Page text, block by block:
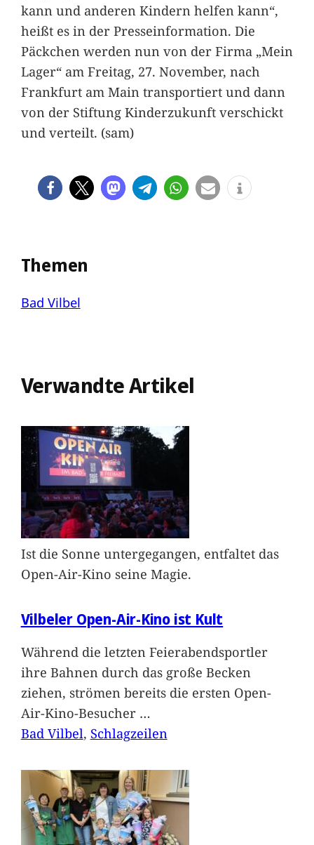
kann und anderen Kindern helfen kann“,
heißt es in der Presseinformation. Die
Päckchen werden nun von der Firma „Mein
Lager“ am Freitag, 27. November, nach
Frankfurt am Main transportiert und dann
von der Stiftung Kinderzukunft verschickt
und verteilt. (sam)
Themen
Bad Vilbel
Verwandte Artikel
Ist die Sonne untergegangen, entfaltet das
Open-Air-Kino seine Magie.
Vilbeler Open-Air-Kino ist Kult
Während die letzten Feierabendsportler
ihre Bahnen durch das große Becken
ziehen, strömen bereits die ersten Open-
Air-Kino-Besucher …
Bad Vilbel, Schlagzeilen